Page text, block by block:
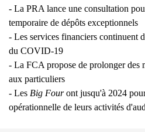
- La PRA lance une consultation
temporaire de dépôts exceptionnels
- Les services financiers continuent
du COVID-19
- La FCA propose de prolonger des
aux particuliers
- Les Big Fouront jusqu'à 2024
opérationnelle de leurs activités